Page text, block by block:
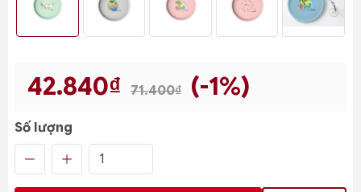
42.840₫ 71.400₫ (-1%)
Số lượng